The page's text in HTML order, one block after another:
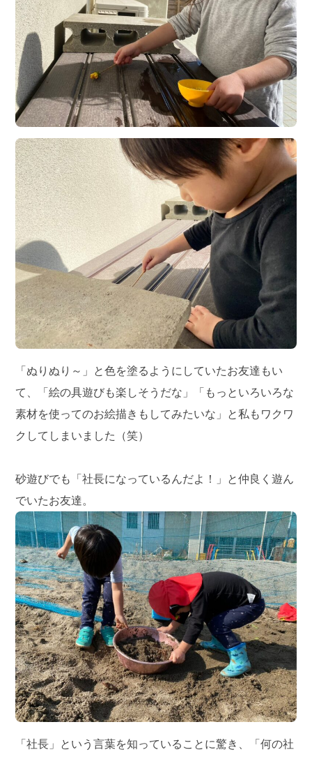
「ぬりぬり～」と色を塗るようにしていたお友達もい
て、「絵の具遊びも楽しそうだな」「もっといろいろな
素材を使ってのお絵描きもしてみたいな」と私もワクワ
クしてしまいました（笑）
砂遊びでも「社長になっているんだよ！」と仲良く遊ん
でいたお友達。
「社長」という言葉を知っていることに驚き、「何の社